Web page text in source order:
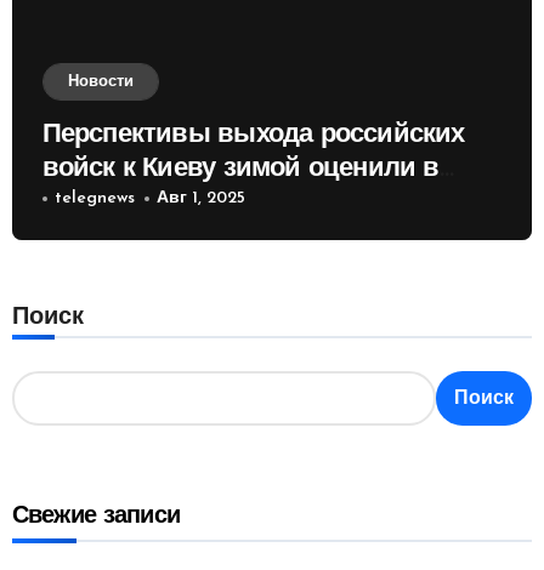
Новости
Перспективы выхода российских
войск к Киеву зимой оценили в
России
telegnews Авг 1, 2025
Поиск
Поиск
Свежие записи